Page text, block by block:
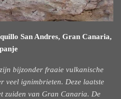
San Andres, Gran Canaria,
bijzonder fraaie vulkanische
veel ignimbrieten. Deze laatste
zuiden van Gran Canaria. De